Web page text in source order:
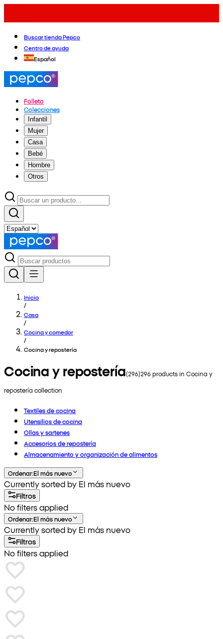
Buscar tienda Pepco
Centro de ayuda
Español
Folleto
Colecciones
Infantil
Mujer
Casa
Bebé
Hombre
Otros
Inicio
/
Casa
/
Cocina y comedor
/
Cocina y repostería
Cocina y repostería(296)296 products in Cocina y
repostería collection
Textiles de cocina
Utensilios de cocina
Ollas y sartenes
Accesorios de repostería
Almacenamiento y organización de alimentos
Ordenar:El más nuevo
Currently sorted by El más nuevo
Filtros
No filters applied
Ordenar:El más nuevo
Currently sorted by El más nuevo
Filtros
No filters applied